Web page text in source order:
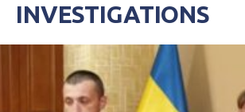
INVESTIGATIONS